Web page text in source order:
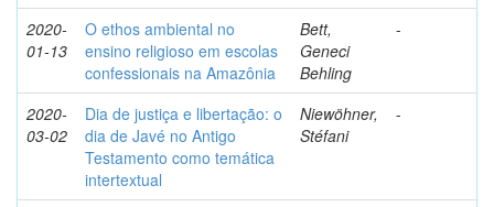
2020-
01-13
O ethos ambiental no
ensino religioso em escolas
confessionais na Amazônia
Bett,
Geneci
Behling
-
2020-
03-02
Dia de justiça e libertação: o
dia de Javé no Antigo
Testamento como temática
intertextual
Niewöhner,
Stéfani
-